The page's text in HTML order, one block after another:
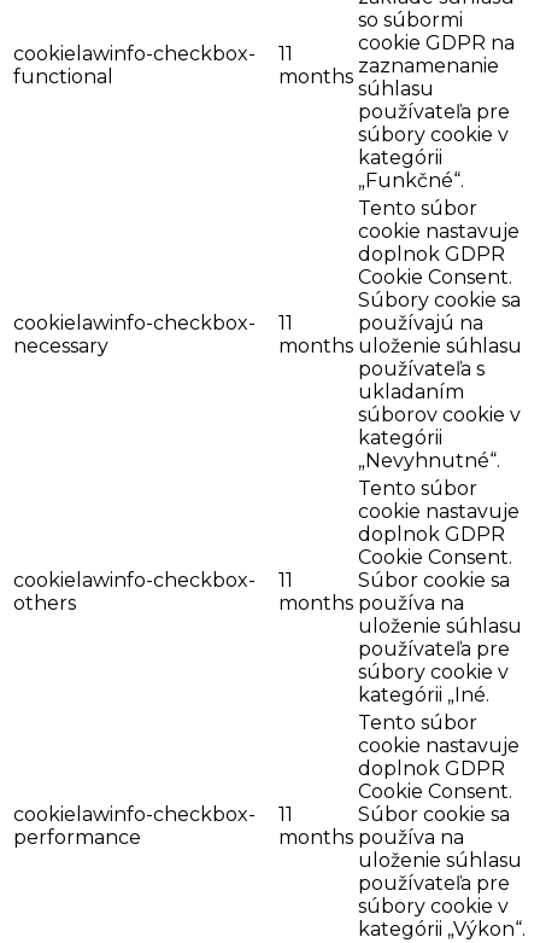
cookielawinfo-checkbox-
functional
11
months
so súbormi
cookie GDPR na
zaznamenanie
súhlasu
používateľa pre
súbory cookie v
kategórii
„Funkčné“.
cookielawinfo-checkbox-
necessary
11
months
Tento súbor
cookie nastavuje
doplnok GDPR
Cookie Consent.
Súbory cookie sa
používajú na
uloženie súhlasu
používateľa s
ukladaním
súborov cookie v
kategórii
„Nevyhnutné“.
cookielawinfo-checkbox-
others
11
months
Tento súbor
cookie nastavuje
doplnok GDPR
Cookie Consent.
Súbor cookie sa
používa na
uloženie súhlasu
používateľa pre
súbory cookie v
kategórii „Iné.
cookielawinfo-checkbox-
performance
11
months
Tento súbor
cookie nastavuje
doplnok GDPR
Cookie Consent.
Súbor cookie sa
používa na
uloženie súhlasu
používateľa pre
súbory cookie v
kategórii „Výkon“.